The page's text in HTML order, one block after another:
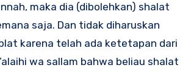
maka dia (dibolehkan) shalat
saja. Dan tidak diharuskan
karena telah ada ketetapan dari
wa sallam bahwa beliau shalat